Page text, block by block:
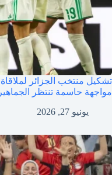
مواجهة حاسمة تنتظر الجماهير
يونيو 27, 2026